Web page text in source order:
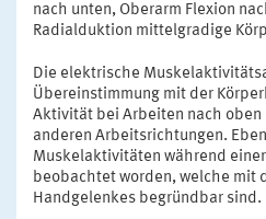
nach unten, Oberarm Flexion
Radialduktion mittelgradige
Die elektrische
Übereinstimmung mit der
Aktivität bei Arbeiten nach
anderen Arbeitsrichtungen.
Muskelaktivitäten während
beobachtet worden, welche mit
Handgelenkes begründbar sind.